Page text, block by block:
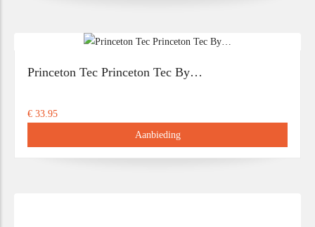
Princeton Tec Princeton Tec By…
€ 33.95
Aanbieding